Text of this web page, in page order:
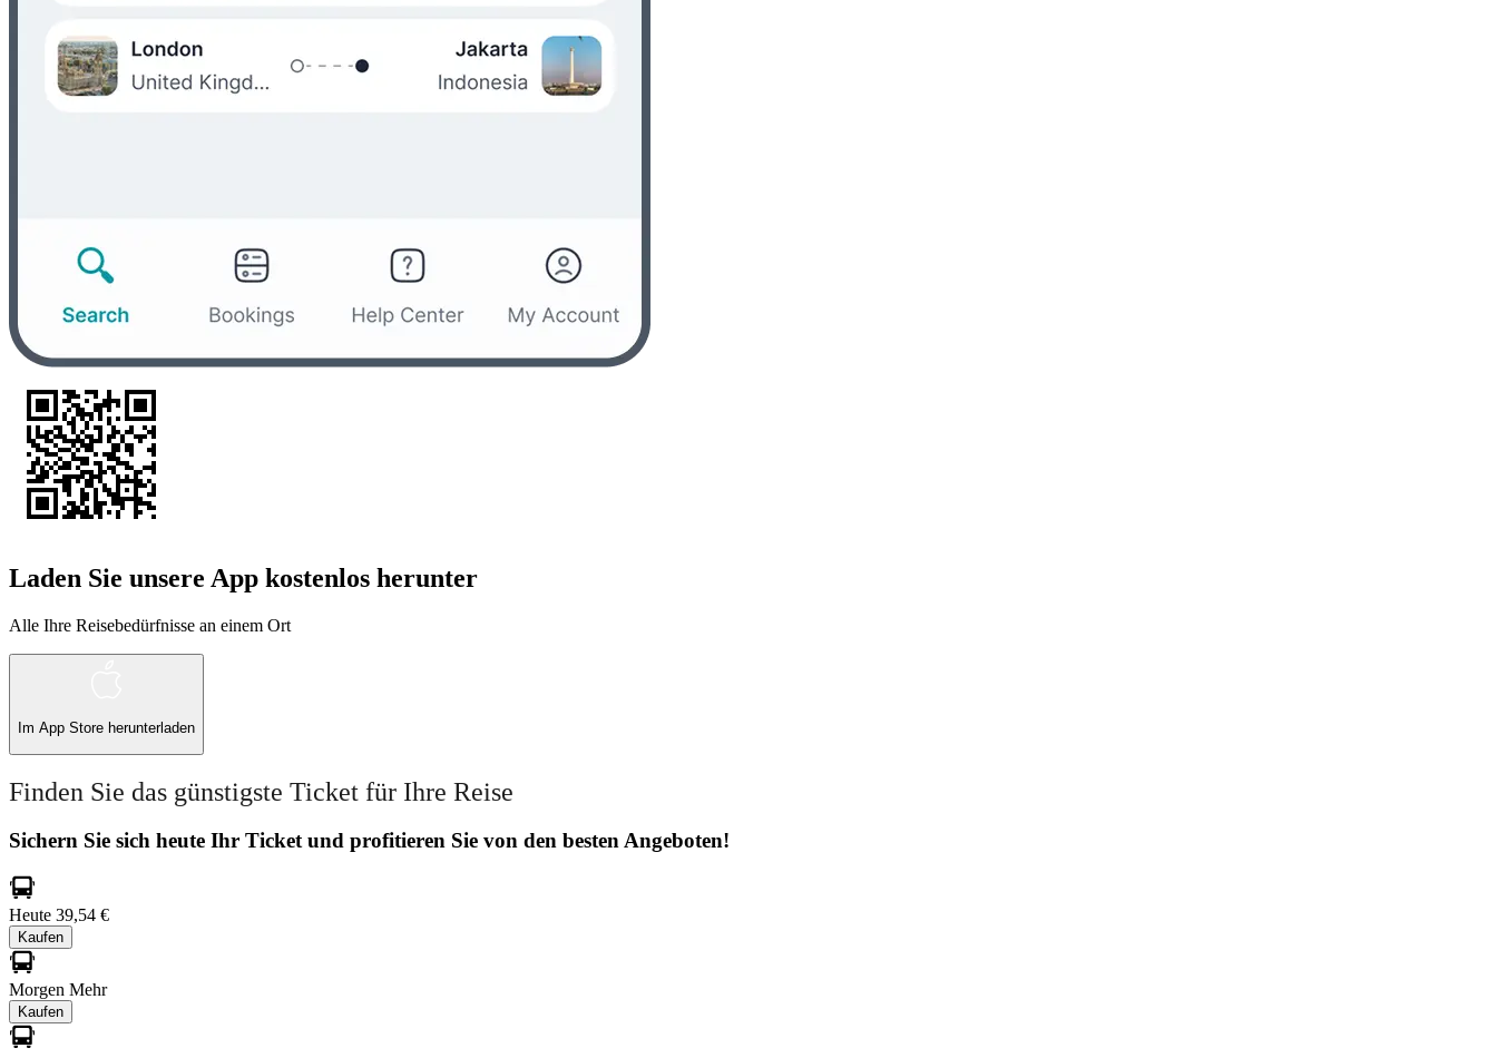
Laden Sie unsere App kostenlos herunter
Alle Ihre Reisebedürfnisse an einem Ort
Im App Store herunterladen
Finden Sie das günstigste Ticket für Ihre Reise
Sichern Sie sich heute Ihr Ticket und profitieren Sie von den besten Angeboten!
Heute 39,54 €
Kaufen
Morgen Mehr
Kaufen